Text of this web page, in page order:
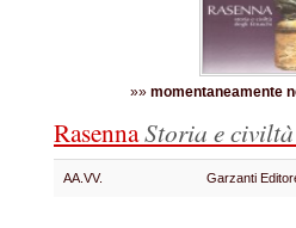
»» momentaneamente
RasennaStoria e
AA.VV. Garzanti